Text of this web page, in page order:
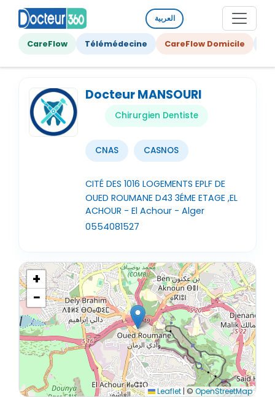
العربية
CareFlow Télémédecine CareFlow Domicile
Docteur MANSOURI
Chirurgien Dentiste
CNAS CASNOS
CITÉ DES 1016 LOGEMENTS EPLF DE
OUED ROUMANE D43 3ÉME ETAGE ,EL
ACHOUR - El Achour - Alger
0554081527
+
−
Leaflet |© OpenStreetMap